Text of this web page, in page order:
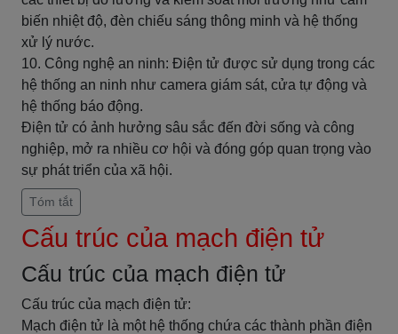
biến nhiệt độ, đèn chiếu sáng thông minh và hệ thống
xử lý nước.
10. Công nghệ an ninh: Điện tử được sử dụng trong các
hệ thống an ninh như camera giám sát, cửa tự động và
hệ thống báo động.
Điện tử có ảnh hưởng sâu sắc đến đời sống và công
nghiệp, mở ra nhiều cơ hội và đóng góp quan trọng vào
sự phát triển của xã hội.
Tóm tắt
Cấu trúc của mạch điện tử
Cấu trúc của mạch điện tử
Cấu trúc của mạch điện tử:
Mạch điện tử là một hệ thống chứa các thành phần điện